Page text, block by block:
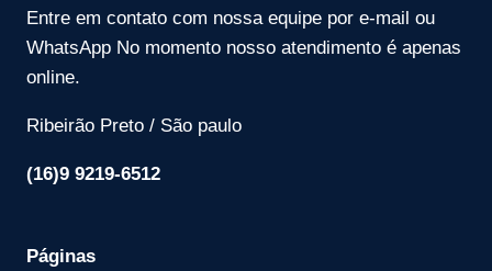
Entre em contato com nossa equipe por e-mail ou
WhatsApp No momento nosso atendimento é apenas
online.
Ribeirão Preto / São paulo
(16)9 9219-6512
Páginas